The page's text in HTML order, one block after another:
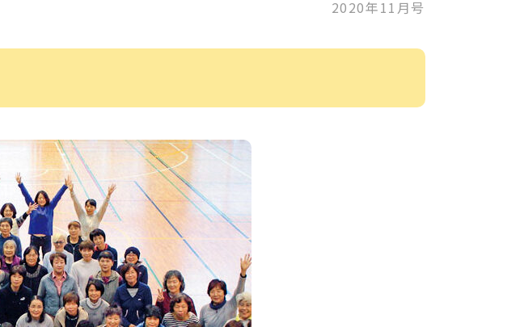
2020年11月号